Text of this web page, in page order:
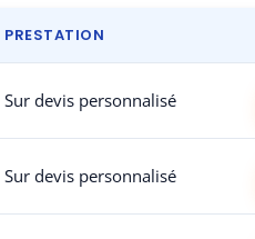
PRESTATION
Sur devis personnalisé
Sur devis personnalisé